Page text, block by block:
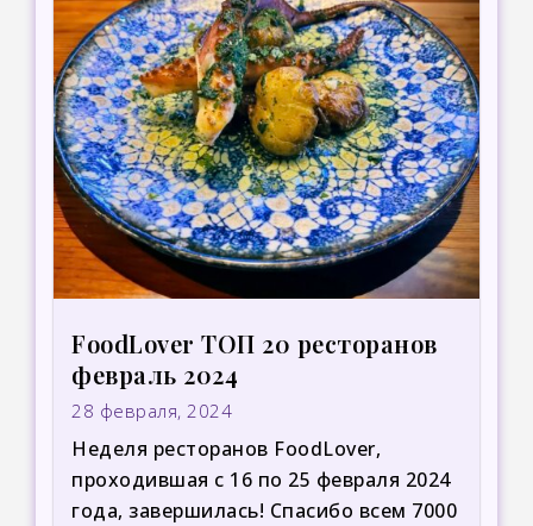
FoodLover ТОП 20 ресторанов
февраль 2024
28 февраля, 2024
Неделя ресторанов FoodLover,
проходившая с 16 по 25 февраля 2024
года, завершилась! Спасибо всем 7000